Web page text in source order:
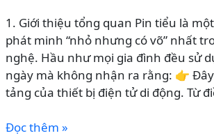
–
Từ
GPS
Quân
Sự
Smart
1. Giới thiệu tổng quan Pin tiểu là
phát minh “nhỏ nhưng có võ” nhất
nghệ. Hầu như mọi gia đình đều sử
ngày mà không nhận ra rằng: 👉
tảng của thiết bị điện tử di động. Từ
Lịch
Đọc thêm »